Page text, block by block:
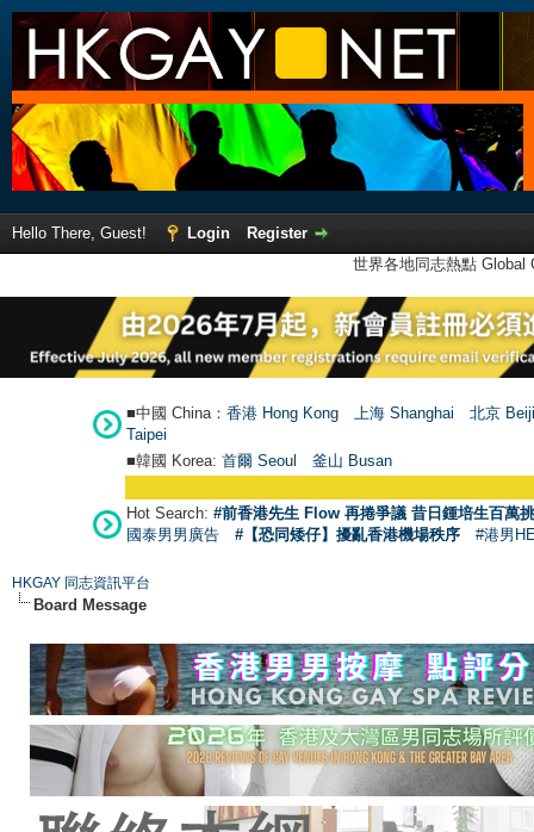
Hello There, Guest! Login
Register
世界各地同志熱點
■中國 China： 香港 Hong Kong 上海 Shanghai
北京
Taipei
■韓國 Korea: 首爾 Seoul 釜山 Busan
Hot Search: #前香港先生 Flow 再捲爭議 昔日鍾培生百萬
國泰男男廣告
#【恐同矮仔】擾亂香港機場秩序 #港男
HKGAY 同志資訊平台
Board Message